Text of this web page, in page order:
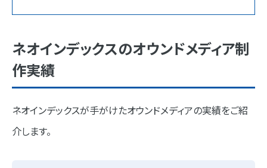
ネオインデックスのオウンドメディア制
作実績
ネオインデックスが手がけたオウンドメディアの実績をご紹
介します。